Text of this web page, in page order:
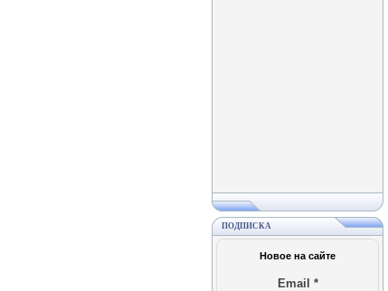
ПОДПИСКА
Новое на сайте
Email *